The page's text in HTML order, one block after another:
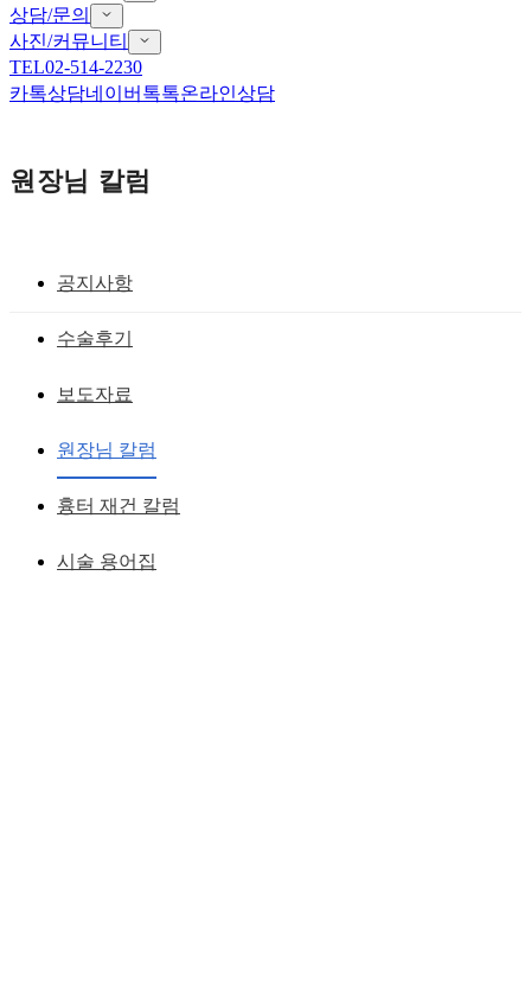
상담/문의
사진/커뮤니티
TEL02-514-2230
카톡상담네이버톡톡온라인상담
원장님 칼럼
공지사항
수술후기
보도자료
원장님 칼럼
흉터 재건 칼럼
시술 용어집
소세지눈재수술 고민되는 만큼
황성호 원장 작성일